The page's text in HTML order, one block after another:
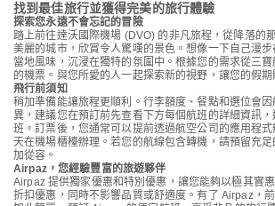
找到最佳旅行並獲得完美的旅行體驗
探索您永遠不會忘記的冒險
踏上前往達沃國際機場 (DVO) 的非凡旅程，從降落的
美麗的城市，欣賞令人驚嘆的景色。想像一下自己漫
當地風味，沉浸在獨特的氛圍中。根據您的需求從三
的機票。與您所愛的人一起探索新的視野，讓您的假期
飛行前須知
稍加準備能讓旅程更順利。行李額度、餐點和選位會
異，建議您在預訂前先查看下方每個航班的詳細資訊
班。訂票後，您通常可以提前透過航空公司的應用程
天在機場櫃檯辦理。若您的航線包含轉機，請預留充
加從容。
Airpaz，您經驗豐富的旅遊夥伴
Airpaz 提供獨家優惠和特別優惠，讓您能夠以極其實
折扣優惠，同時不影響品質或舒適度。有了 Airpaz，